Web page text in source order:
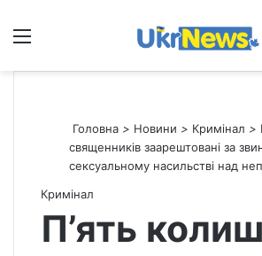
Меню
Головна > Новини > Кримінал >
священників заарештовані за
сексуальному насильстві над
Кримінал
П’ять